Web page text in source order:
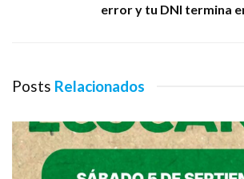
error y tu DNI termina
Posts Relacionados